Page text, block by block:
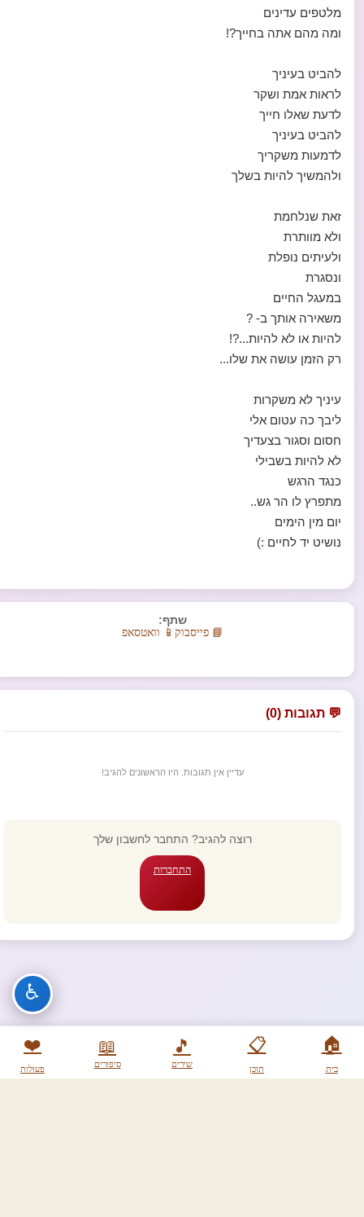
🏠
בית
📋
תוכן
🎵
שירים
📖
סיפורים
❤️
פעולות
מלטפים עדינים
ומה מהם אתה בחייך?!
להביט בעיניך
לראות אמת ושקר
לדעת שאלו חייך
להביט בעיניך
לדמעות משקריך
ולהמשיך להיות בשלך
זאת שנלחמת
ולא מוותרת
ולעיתים נופלת
ונסגרת
במעגל החיים
משאירה אותך ב- ?
להיות או לא להיות...?!
רק הזמן עושה את שלו...
עיניך לא משקרות
ליבך כה עטום אלי
חסום וסגור בצעדיך
לא להיות בשבילי
כנגד הרגש
מתפרץ לו הר גש..
יום מין הימים
נושיט יד לחיים :)
שתף:
📘 פייסבוק 📱 וואטסאפ
💬 תגובות (0)
עדיין אין תגובות. היו הראשונים להגיב!
רוצה להגיב? התחבר לחשבון שלך
התחברות
♿